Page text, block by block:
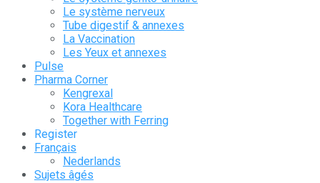
Le système nerveux
Tube digestif & annexes
La Vaccination
Les Yeux et annexes
Pulse
Pharma Corner
Kengrexal
Kora Healthcare
Together with Ferring
Register
Français
Nederlands
Sujets âgés